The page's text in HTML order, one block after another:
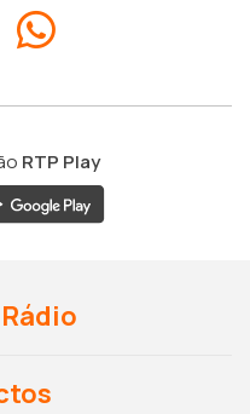
RTP Play